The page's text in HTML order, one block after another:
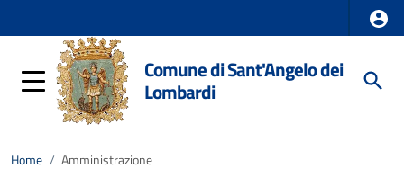
Comune di Sant'Angelo dei
Lombardi
Home / Amministrazione